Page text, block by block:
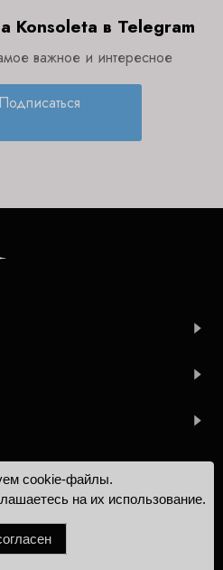
Konsoleta в Telegram
важное и интересное
Подписаться
Konsoleta.ru
cookie-файлы.
на их использование.